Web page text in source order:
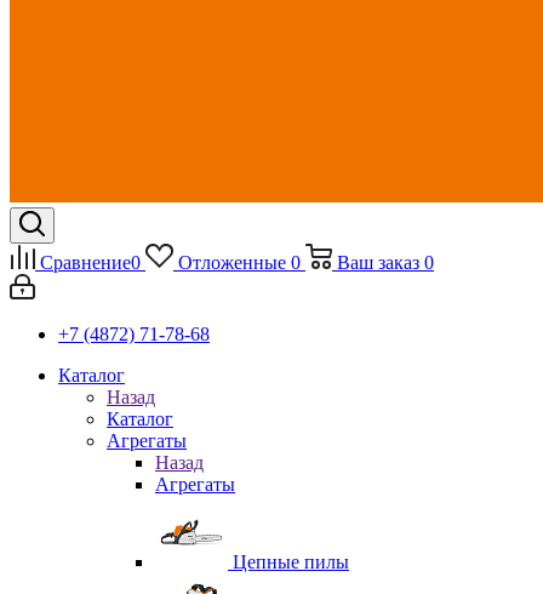
Сравнение0 Отложенные 0 Ваш заказ 0
+7 (4872) 71-78-68
Каталог
Назад
Каталог
Агрегаты
Назад
Агрегаты
Цепные пилы